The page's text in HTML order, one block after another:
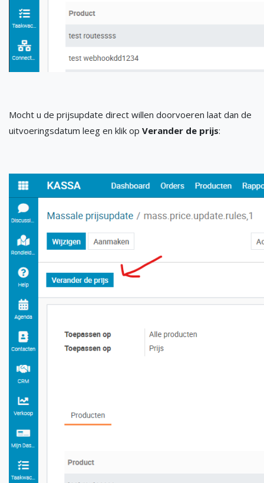
Mocht u de prijsupdate direct willen doorvoeren laat dan de
uitvoeringsdatum leeg en klik op Verander de prijs: